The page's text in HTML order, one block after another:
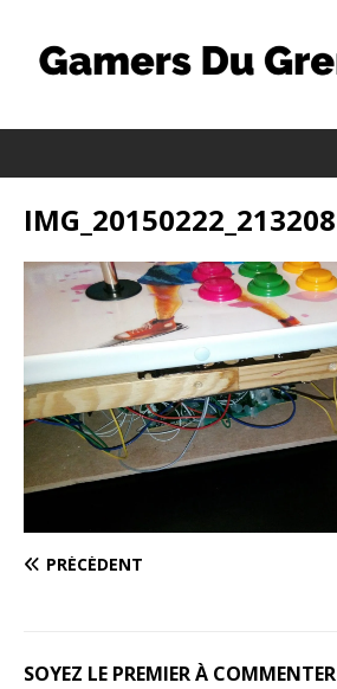
IMG_20150222_213208
PRÉCÉDENT
SOYEZ LE PREMIER À COMMENTER